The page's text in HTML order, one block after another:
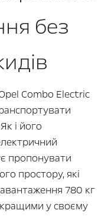
без
Combo Electric
і його
пропонувати
простору, які
780 кг
у своєму